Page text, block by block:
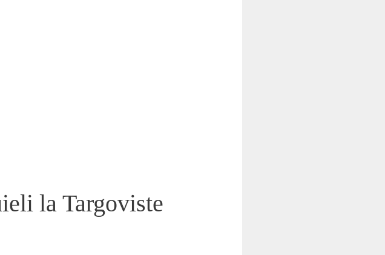
la Targoviste